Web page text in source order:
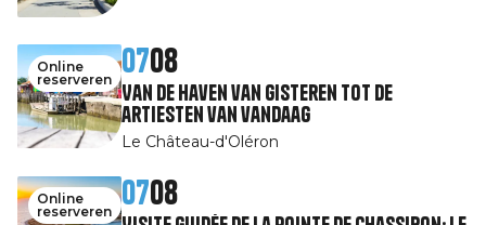
Online
reserveren
0708
Van de haven van gisteren tot de
artiesten van vandaag
Le Château-d'Oléron
Online
reserveren
0708